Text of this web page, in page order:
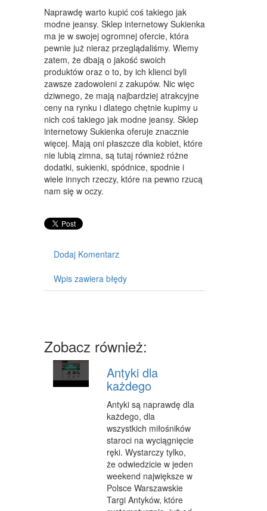
WYKSZTAŁCENIE
PLACÓWKI EDUKACYJNE
KURSY JĘZYKOWE
KURSY I SZKOLENIA
TŁUMACZENIA
BIZNES ONLINE
BIŻUTERIA
DLA DZIECI
WYPOSAŻENIE ŁAZIENKI
ODZIEŻ
SPORT
OGRÓD, ROŚLINY
CHEMIA
ART. SPOŻYWCZE
MATERIAŁY EKSPLOATACYJNE
INNE SKLEPY
SPRZĘT
MASZYNY
NARZĘDZIA
Naprawdę warto kupić coś takiego jak
modne jeansy. Sklep internetowy Sukienka
ma je w swojej ogromnej ofercie, która
pewnie już nieraz przeglądaliśmy. Wiemy
zatem, że dbają o jakość swoich
produktów oraz o to, by ich klienci byli
zawsze zadowoleni z zakupów. Nic więc
dziwnego, że mają najbardziej atrakcyjne
ceny na rynku i dlatego chętnie kupimy u
nich coś takiego jak modne jeansy. Sklep
internetowy Sukienka oferuje znacznie
więcej. Mają oni płaszcze dla kobiet, które
nie lubią zimna, są tutaj również różne
dodatki, sukienki, spódnice, spodnie i
wiele innych rzeczy, które na pewno rzucą
nam się w oczy.
Dodaj Komentarz
Wpis zawiera błędy
Zobacz również:
Antyki dla
każdego
Antyki są naprawdę dla
każdego, dla
wszystkich miłośników
staroci na wyciągnięcie
ręki. Wystarczy tylko,
że odwiedzicie w jeden
weekend największe w
Polsce Warszawskie
Targi Antyków, które